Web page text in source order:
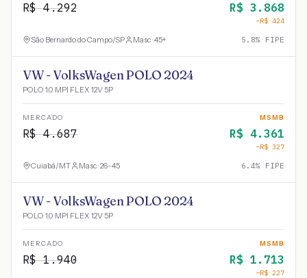
R$4.292 R$ 3.868
−R$ 424
São Bernardo do Campo/SP Masc · 45+ 5.8% FIPE
VW - VolksWagen POLO 2024
POLO 1.0 MPI FLEX 12V 5P
MERCADO
R$4.687
MSMB
R$ 4.361
−R$ 327
Cuiabá/MT Masc · 26-45 6.4% FIPE
VW - VolksWagen POLO 2024
POLO 1.0 MPI FLEX 12V 5P
MERCADO
R$1.940
MSMB
R$ 1.713
−R$ 227